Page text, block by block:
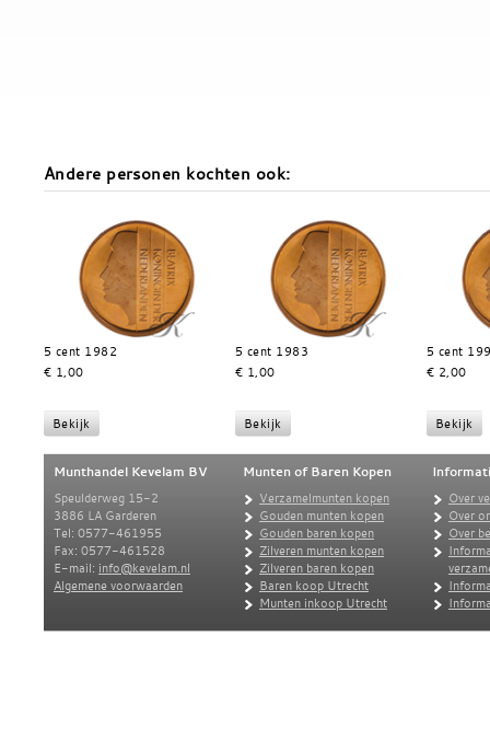
Andere personen kochten ook:
5 cent 1982
€ 1,00
5 cent 1983
€ 1,00
5 cent
€ 2,00
Munthandel Kevelam BV
Speulderweg 15-2
3886 LA Garderen
Tel: 0577-461955
Fax: 0577-461528
E-mail: info@kevelam.nl
Algemene voorwaarden
Munten of Baren Kopen
Verzamelmunten kopen
Gouden munten kopen
Gouden baren kopen
Zilveren munten kopen
Zilveren baren kopen
Baren koop Utrecht
Munten inkoop Utrecht
Over
Over
Over